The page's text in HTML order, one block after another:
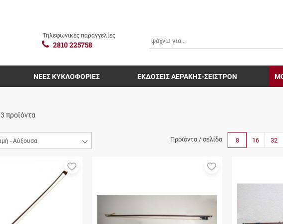
Τηλεφωνικές παραγγελίες
2810 225758
ΝΕΕΣ ΚΥΚΛΟΦΟΡΙΕΣ ΕΚΔΟΣΕΙΣ ΑΕΡΑΚΗΣ-ΣΕΙΣΤΡΟΝ
3 προϊόντα
Προϊόντα / σελίδα 8 16 32
Προσθήκη
Προσθήκη
αγαπημένα